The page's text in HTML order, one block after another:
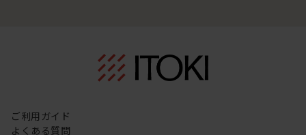
ご利用ガイド
よくある質問